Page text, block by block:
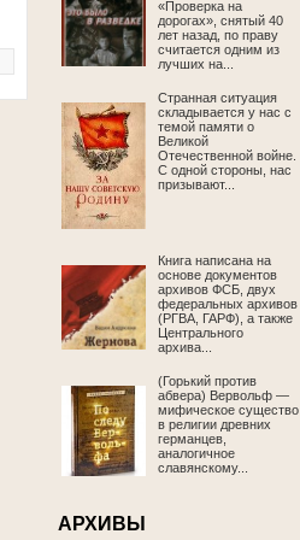
«Проверка на
дорогах», снятый 40
лет назад, по праву
считается одним из
лучших на...
Странная ситуация
складывается у нас с
темой памяти о
Великой
Отечественной войне.
С одной стороны, нас
призывают...
Книга написана на
основе документов
архивов ФСБ, двух
федеральных архивов
(РГВА, ГАРФ), а также
Центрального
архива...
(Горький против
абвера) Вервольф —
мифическое существо
в религии древних
германцев,
аналогичное
славянскому...
АРХИВЫ